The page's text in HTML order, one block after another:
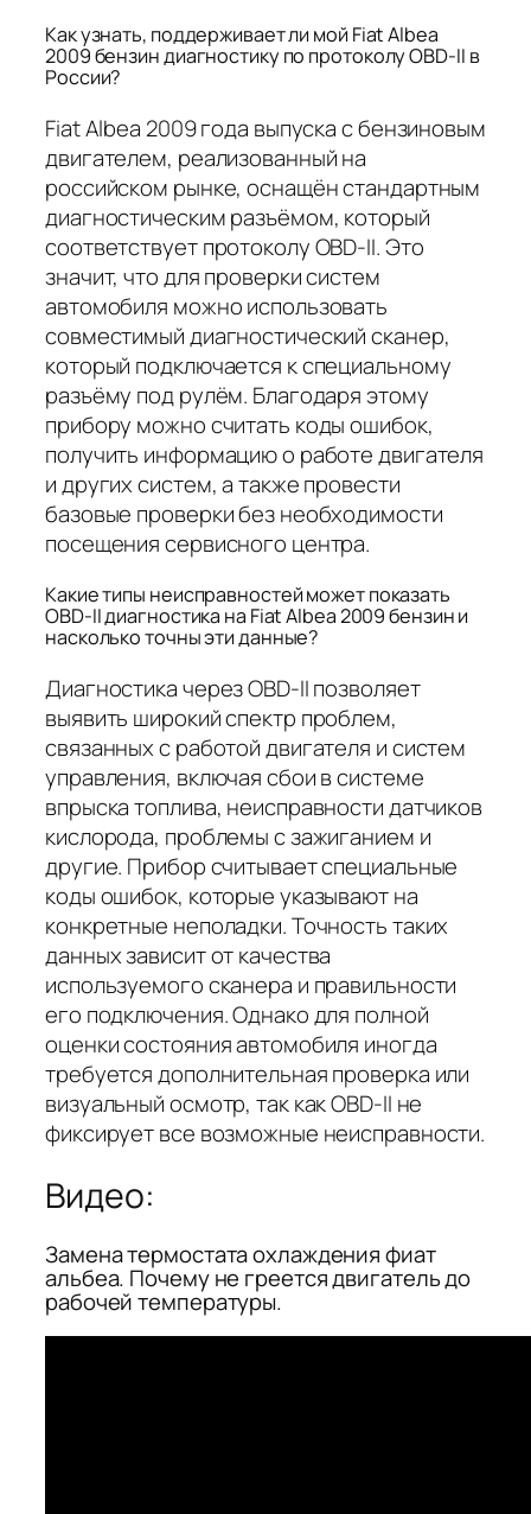
Как узнать, поддерживает ли мой Fiat Albea
2009 бензин диагностику по протоколу OBD-II в
России?
Fiat Albea 2009 года выпуска с бензиновым
двигателем, реализованный на
российском рынке, оснащён стандартным
диагностическим разъёмом, который
соответствует протоколу OBD-II. Это
значит, что для проверки систем
автомобиля можно использовать
совместимый диагностический сканер,
который подключается к специальному
разъёму под рулём. Благодаря этому
прибору можно считать коды ошибок,
получить информацию о работе двигателя
и других систем, а также провести
базовые проверки без необходимости
посещения сервисного центра.
Какие типы неисправностей может показать
OBD-II диагностика на Fiat Albea 2009 бензин и
насколько точны эти данные?
Диагностика через OBD-II позволяет
выявить широкий спектр проблем,
связанных с работой двигателя и систем
управления, включая сбои в системе
впрыска топлива, неисправности датчиков
кислорода, проблемы с зажиганием и
другие. Прибор считывает специальные
коды ошибок, которые указывают на
конкретные неполадки. Точность таких
данных зависит от качества
используемого сканера и правильности
его подключения. Однако для полной
оценки состояния автомобиля иногда
требуется дополнительная проверка или
визуальный осмотр, так как OBD-II не
фиксирует все возможные неисправности.
Видео:
Замена термостата охлаждения фиат
альбеа. Почему не греется двигатель до
рабочей температуры.